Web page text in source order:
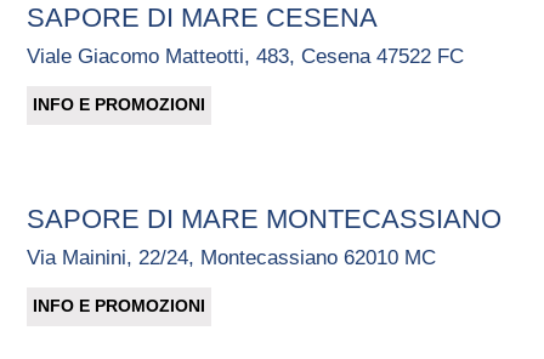
SAPORE DI MARE CESENA
Viale Giacomo Matteotti, 483, Cesena 47522 FC
INFO E PROMOZIONI
SAPORE DI MARE MONTECASSIANO
Via Mainini, 22/24, Montecassiano 62010 MC
INFO E PROMOZIONI